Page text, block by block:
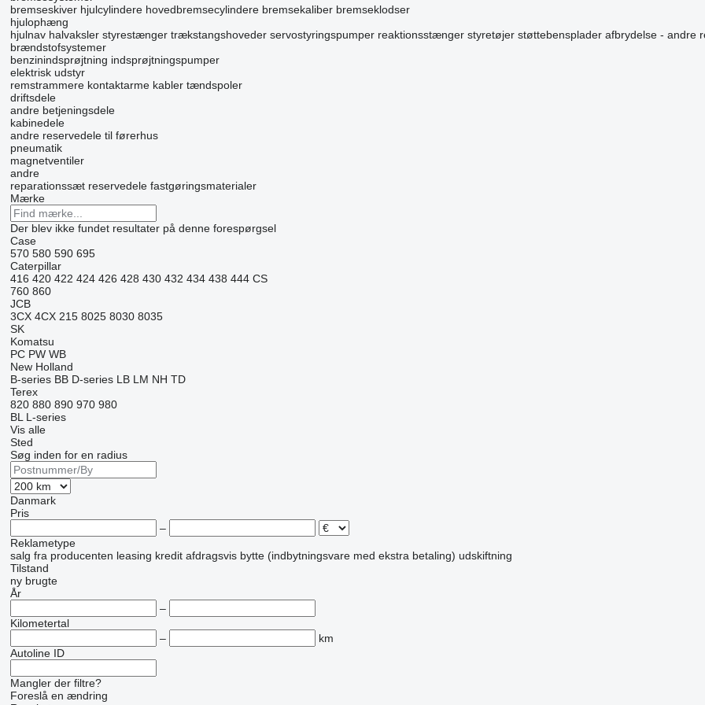
bremseskiver hjulcylindere hovedbremsecylindere bremsekaliber bremseklodser
hjulophæng
hjulnav halvaksler styrestænger trækstangshoveder servostyringspumper reaktionsstænger styretøjer støttebensplader afbrydelse - andre
brændstofsystemer
benzinindsprøjtning indsprøjtningspumper
elektrisk udstyr
remstrammere kontaktarme kabler tændspoler
driftsdele
andre betjeningsdele
kabinedele
andre reservedele til førerhus
pneumatik
magnetventiler
andre
reparationssæt reservedele fastgøringsmaterialer
Mærke
Der blev ikke fundet resultater på denne forespørgsel
Case
570 580 590 695
Caterpillar
416 420 422 424 426 428 430 432 434 438 444 CS
760 860
JCB
3CX 4CX 215 8025 8030 8035
SK
Komatsu
PC PW WB
New Holland
B-series BB D-series LB LM NH TD
Terex
820 880 890 970 980
BL L-series
Vis alle
Sted
Søg inden for en radius
Danmark
Pris
–
Reklametype
salg fra producenten leasing kredit afdragsvis bytte (indbytningsvare med ekstra betaling) udskiftning
Tilstand
ny brugte
År
–
Kilometertal
–
km
Autoline ID
Mangler der filtre?
Foreslå en ændring